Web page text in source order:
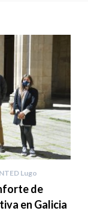
Lugo
de
en Galicia